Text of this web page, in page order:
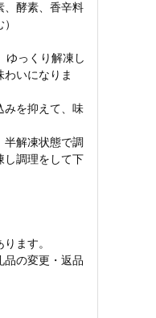
、酵素、香辛料
ゆっくり解凍し
いになりま
みを抑えて、味
半解凍状態で調
し調理をして下
ます。
の変更・返品